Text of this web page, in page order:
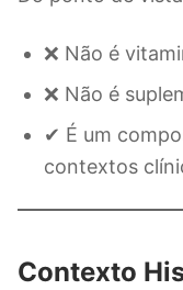
❌ Não é
❌ Não é
✔ É um
contextos
Contexto